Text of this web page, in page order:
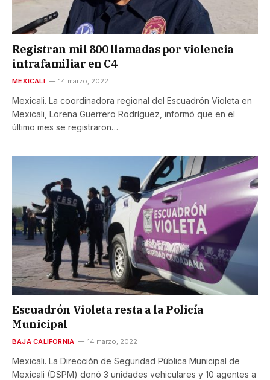
Registran mil 800 llamadas por violencia
intrafamiliar en C4
MEXICALI 14 marzo, 2022
Mexicali. La coordinadora regional del Escuadrón Violeta en
Mexicali, Lorena Guerrero Rodríguez, informó que en el
último mes se registraron…
Escuadrón Violeta resta a la Policía
Municipal
BAJA CALIFORNIA 14 marzo, 2022
Mexicali. La Dirección de Seguridad Pública Municipal de
Mexicali (DSPM) donó 3 unidades vehiculares y 10 agentes a